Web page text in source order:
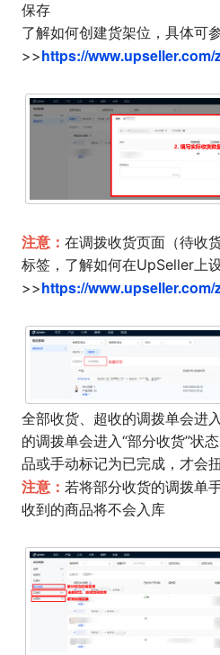
保存
了解如何创建货架位，具体可
>>https://
注意： 在调拨收货页面（待收
标签，了解如何在UpSeller上
>>https://
全部收货、超收的调拨单会进
的调拨单会进入“部分收货”状
品或手动标记为已完成，才会
注意： 若将部分收货的调拨单
收到的商品将不会入库